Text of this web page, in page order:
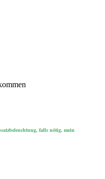
falls nötig, mein